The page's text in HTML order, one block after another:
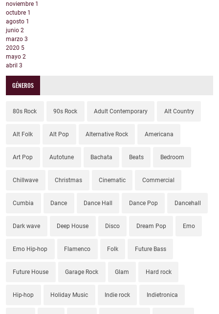
noviembre 1
octubre 1
agosto 1
junio 2
marzo 3
2020 5
mayo 2
abril 3
GÉNEROS
80s Rock 90s Rock Adult Contemporary Alt Country
Alt Folk Alt Pop Alternative Rock Americana
Art Pop Autotune Bachata Beats Bedroom
Chillwave Christmas Cinematic Commercial
Cumbia Dance Dance Hall Dance Pop Dancehall
Dark wave Deep House Disco Dream Pop Emo
Emo Hip-hop Flamenco Folk Future Bass
Future House Garage Rock Glam Hard rock
Hip-hop Holiday Music Indie rock Indietronica